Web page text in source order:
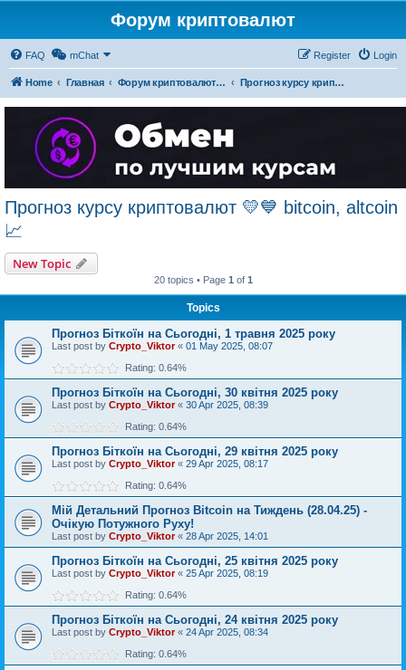
Форум криптовалют
FAQ mChat Login
Register
Home Главная Форум криптовалют українською Прогноз курсу криптовалют 💛💙 bitcoin, altcoin 📈
Прогноз курсу криптовалют 💛💙 bitcoin, altcoin
📈
New Topic
20 topics • Page 1 of 1
Topics
Прогноз Біткоїн на Сьогодні, 1 травня 2025 року
Last post by Crypto_Viktor« 01 May 2025, 08:07
Rating: 0.64%
Прогноз Біткоїн на Сьогодні, 30 квітня 2025 року
Last post by Crypto_Viktor« 30 Apr 2025, 08:39
Rating: 0.64%
Прогноз Біткоїн на Сьогодні, 29 квітня 2025 року
Last post by Crypto_Viktor« 29 Apr 2025, 08:17
Rating: 0.64%
Мій Детальний Прогноз Bitcoin на Тиждень (28.04.25) -
Очікую Потужного Руху!
Last post by Crypto_Viktor« 28 Apr 2025, 14:01
Прогноз Біткоїн на Сьогодні, 25 квітня 2025 року
Last post by Crypto_Viktor« 25 Apr 2025, 08:19
Rating: 0.64%
Прогноз Біткоїн на Сьогодні, 24 квітня 2025 року
Last post by Crypto_Viktor« 24 Apr 2025, 08:34
Rating: 0.64%